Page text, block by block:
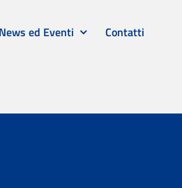
News ed Eventi Contatti